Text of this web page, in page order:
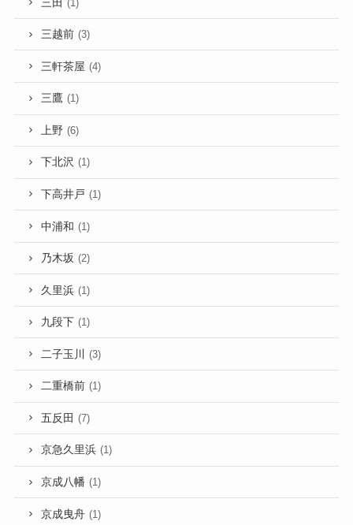
三田 (1)
三越前 (3)
三軒茶屋 (4)
三鷹 (1)
上野 (6)
下北沢 (1)
下高井戸 (1)
中浦和 (1)
乃木坂 (2)
久里浜 (1)
九段下 (1)
二子玉川 (3)
二重橋前 (1)
五反田 (7)
京急久里浜 (1)
京成八幡 (1)
京成曳舟 (1)